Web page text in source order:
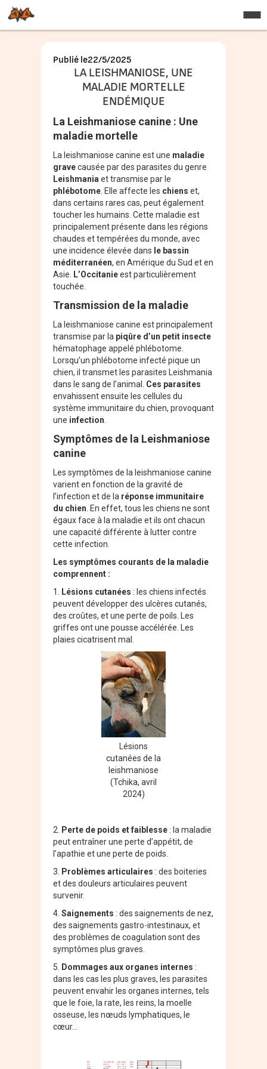
Publié le22/5/2025
LA LEISHMANIOSE, UNE
MALADIE MORTELLE
ENDÉMIQUE
La Leishmaniose canine : Une
maladie mortelle
La leishmaniose canine est une maladie
gravecausée par des parasites du genre
Leishmania et transmise par le
phlébotome . Elle affecte les chiens et,
dans certains rares cas, peut également
toucher les humains. Cette maladie est
principalement présente dans les régions
chaudes et tempérées du monde, avec
une incidence élevée dans le bassin
méditerranéen, en Amérique du Sud et en
Asie.
L’Occitanieest particulièrement
touchée.
Transmission de la maladie
La leishmaniose canine est principalement
transmise par la piqûre d’un petit insecte
hématophage appelé phlébotome.
Lorsqu’un phlébotome infecté pique un
chien, il transmet les parasites Leishmania
dans le sang de l’animal. Ces parasites
envahissent ensuite les cellules du
système immunitaire du chien, provoquant
une infection
Symptômes de la Leishmaniose
canine
Les symptômes de la leishmaniose canine
varient en fonction de la gravité de
l’infection et de la réponse immunitaire
du chien . En effet, tous les chiens ne sont
égaux face à la maladie et ils ont chacun
une capacité différente à lutter contre
cette infection.
Les symptômes courants de la maladie
comprennent :
1.
Lésions cutanées : les chiens infectés
peuvent développer des ulcères cutanés,
des croûtes, et une perte de poils. Les
griffes ont une pousse accélérée. Les
plaies cicatrisent mal.
Lésions
cutanées de la
leishmaniose
(Tchika, avril
2024)
2. Perte de poids et faiblesse : la maladie
peut entraîner une perte d’appétit, de
l’apathie et une perte de poids.
3.
Problèmes articulaires : des boiteries
et des douleurs articulaires peuvent
survenir.
4. Saignements : des saignements de nez,
des saignements gastro-intestinaux, et
des problèmes de coagulation sont des
symptômes plus graves.
5.
Dommages aux organes internes :
dans les cas les plus graves, les parasites
peuvent envahir les organes internes, tels
que le foie, la rate, les reins, la moelle
osseuse, les nœuds lymphatiques, le
cœur…